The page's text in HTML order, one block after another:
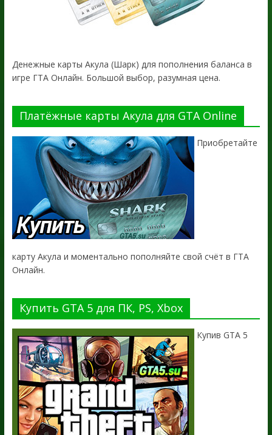
Денежные карты Акула (Шарк) для пополнения баланса в
игре ГТА Онлайн. Большой выбор, разумная цена.
Платёжные карты Акула для GTA Online
Приобретайте
карту Акула и моментально пополняйте свой счёт в ГТА
Онлайн.
Купить GTA 5 для ПК, PS, Xbox
Купив GTA 5